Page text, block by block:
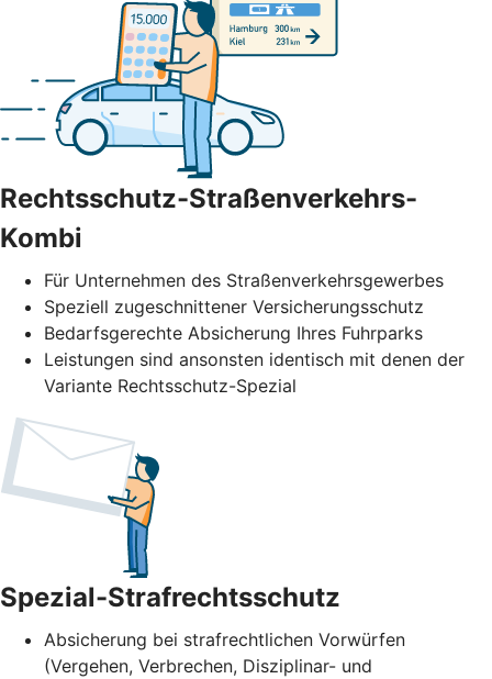
Rechtsschutz-Straßenverkehrs-
Kombi
Für Unternehmen des Straßenverkehrs­gewerbes
Speziell zugeschnittener Versicherungsschutz
Bedarfsgerechte Absicherung Ihres Fuhrparks
Leistungen sind ansonsten identisch mit denen der
Variante Rechtsschutz-Spezial
Spezial-Strafrechtsschutz
Absicherung bei strafrechtlichen Vorwürfen
(Vergehen, Verbrechen, Disziplinar- und